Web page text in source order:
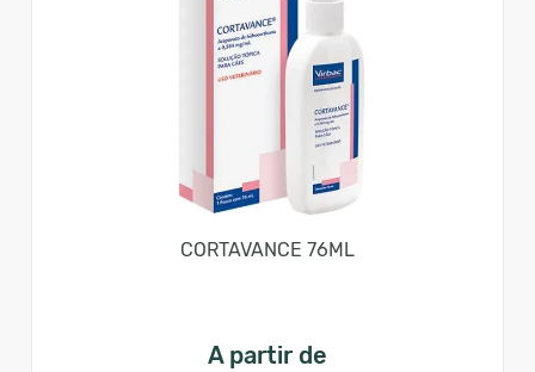
CORTAVANCE 76ML
A partir de